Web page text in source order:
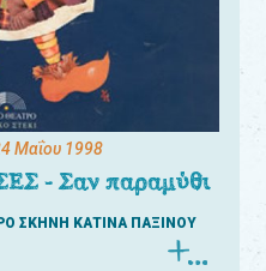
Μαΐου 1998
- Σαν παραμύθι
ΣΚΗΝΗ ΚΑΤΙΝΑ ΠΑΞΙΝΟΥ